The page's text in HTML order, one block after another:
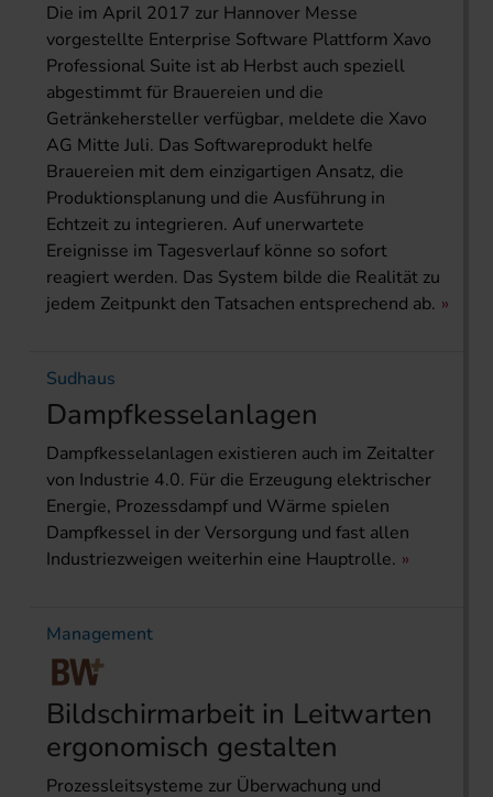
Die im April 2017 zur Hannover Messe
vorgestellte Enterprise Software Plattform Xavo
Professional Suite ist ab Herbst auch speziell
abgestimmt für Brauereien und die
Getränkehersteller verfügbar, meldete die Xavo
AG Mitte Juli. Das Softwareprodukt helfe
Brauereien mit dem einzigartigen Ansatz, die
Produktionsplanung und die Ausführung in
Echtzeit zu integrieren. Auf unerwartete
Ereignisse im Tagesverlauf könne so sofort
reagiert werden. Das System bilde die Realität zu
jedem Zeitpunkt den Tatsachen entsprechend ab.
Sudhaus
Dampfkesselanlagen
Dampfkesselanlagen existieren auch im Zeitalter
von Industrie 4.0. Für die Erzeugung elektrischer
Energie, Prozessdampf und Wärme spielen
Dampfkessel in der Versorgung und fast allen
Industriezweigen weiterhin eine Hauptrolle.
Management
Bildschirmarbeit in Leitwarten
ergonomisch gestalten
Prozessleitsysteme zur Überwachung und